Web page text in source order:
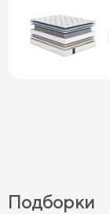
Подборки